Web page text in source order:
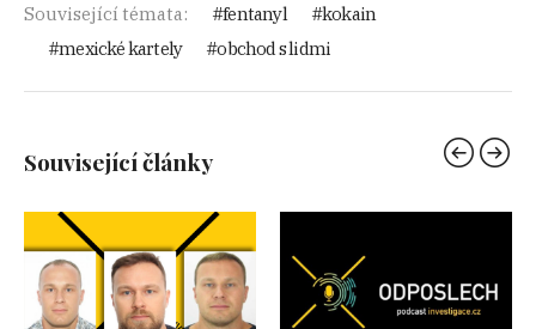
Související témata: fentanyl
kokain
mexické kartely
obchod s lidmi
Související články